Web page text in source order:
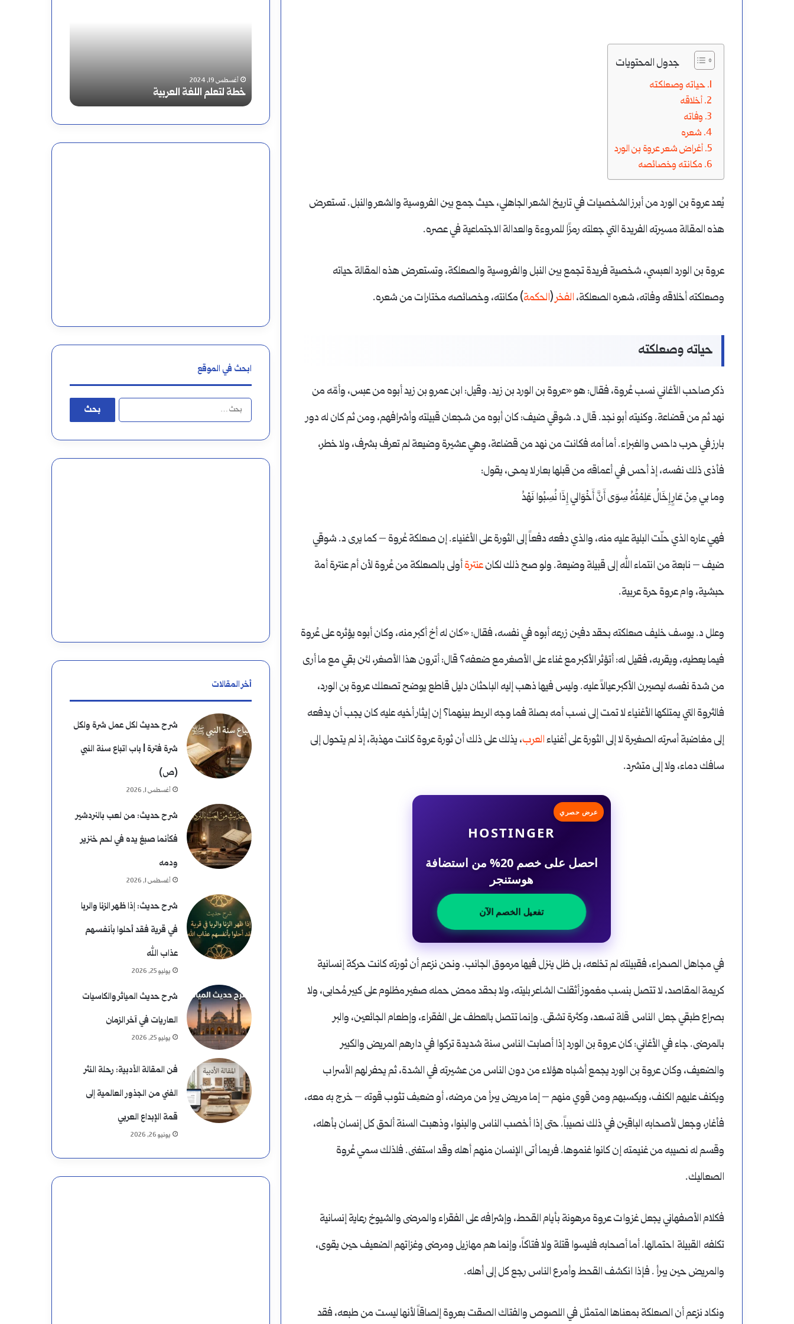
جدول المحتويات
حياته وصعلكته
أخلاقه
وفاته
شعره
أغراض شعر عروة بن الورد
مكانته وخصائصه
يُعد عروة بن الورد من أبرز الشخصيات في تاريخ الشعر الجاهلي، حيث جمع بين الفروسية والشعر والنبل. تستعرض
هذه المقالة مسيرته الفريدة التي جعلته رمزًا للمروءة والعدالة الاجتماعية في عصره.
عروة بن الورد العبسي، شخصية فريدة تجمع بين النبل والفروسية والصعلكة، وتستعرض هذه المقالة حياته
وصعلكته أخلاقه وفاته، شعره الصعلكة، الفخر(الحكمة) مكانته، وخصائصه مختارات من شعره.
حياته وصعلكته
ذكر صاحب الأغاني نسب عُروة، فقال: هو «عروة بن الورد بن زيد. وقيل: ابن عمرو بن زيد أبوه من عبس، وأمّه من
نهد ثم من قضاعة. وكنيته أبو نجد. قال د. شوقي ضيف: كان أبوه من شجعان قبيلته وأشرافهم، ومن ثم كان له دور
بارز في حرب داحس والغبراء. أما أمه فكانت من نهد من قضاعة، وهي عشيرة وضيعة لم تعرف بشرف، ولا خطر،
فأذى ذلك نفسه، إذ أحس في أعماقه من قبلها بعار لا يمحى، يقول:
وما بي مِنْ عَارٍ إِخَالُ عَلِمْتُهُ سِوَى أَنَّ أَخْوَالِي إِذَا نُسِبُوا نَهْدُ
فهي عاره الذي حلّت البلية عليه منه، والذي دفعه دفعاً إلى الثورة على الأغنياء. إن صعلكة عُروة – كما يرى د. شوقي
ضيف – نابعة من انتماء الله إلى قبيلة وضيعة. ولو صح ذلك لكانعنترةأولى بالصعلكة من عُروة لأن أم عنترة أمة
حبشية، وام عروة حرة عربية.
وعلل د. يوسف خليف صعلكته بحقد دفين زرعه أبوه في نفسه، فقال: «كان له أخ أكبر منه، وكان أبوه يؤثره على عُروة
فيما يعطيه، ويقربه، فقيل له: أتؤثر الأكبر مع غناء على الأصغر مع ضعفه؟ قال: أترون هذا الأصغر، لئن بقي مع ما أرى
من شدة نفسه ليصيرن الأكبر عيالاً عليه. وليس فيها ذهب إليه الباحثان دليل قاطع يوضح تصعلك عروة بن الورد،
فالثروة التي يمتلكها الأغنياء لا تمت إلى نسب أمه بصلة فما وجه الربط بينهما؟ إن إيثار أخيه عليه كان يجب أن يدفعه
إلى مغاضبة أسرته الصغيرة لا إلى الثورة على أغنياءالعرب، يذلك على ذلك أن ثورة عروة كانت مهذبة، إذ لم يتحول إلى
سافك دماء، ولا إلى متشرد.
عرض حصري
HOSTINGER
احصل على خصم 20% من استضافة
هوستنجر
تفعيل الخصم الآن
في مجاهل الصحراء، فقبيلته لم تخلعه، بل ظل ينزل فيها مرموق الجانب. ونحن نزعم أن ثورته كانت حركة إنسانية
كريمة المقاصد، لا تتصل بنسب مغموز أثقلت الشاعر بليته، ولا بحقد ممض حمله صغير مظلوم على كبير مُحابى، ولا
بصراع طبقي جعل الناس قلة تسعد، وكثرة تشقى. وإنما تتصل بالعطف على الفقراء، وإطعام الجائعين، والبر
بالمرضى. جاء في الأغاني: كان عروة بن الورد إذا أصابت الناس سنة شديدة تركوا في دارهم المريض والكبير
والضعيف، وكان عروة بن الورد يجمع أشباه هؤلاء من دون الناس من عشيرته في الشدة، ثم يحفر لهم الأسراب
ويكنف عليهم الكنف، ويكسبهم ومن قوي منهم – إما مريض يبرأ من مرضه، أو ضعیف تثوب قوته – خرج به معه،
فأغار، وجعل لأصحابه الباقين في ذلك نصيباً. حتى إذا أخصب الناس والبنوا، وذهبت السنة ألحق كل إنسان بأهله،
وقسم له نصيبه من غنيمته إن كانوا غنموها. فربما أتى الإنسان منهم أهله وقد استغنى. فلذلك سمي عُروة
الصعاليك.
فكلام الأصفهاني يجعل غزوات عروة مرهونة بأيام القحط، وإشرافه على الفقراء والمرضى والشيوخ رعاية إنسانية
تكلفه القبيلة احتمالها. أما أصحابه فليسوا قتلة ولا فتاكاً، وإنما هم مهازيل ومرضى وغزاتهم الضعيف حين يقوى،
والمريض حين يبرأ . فإذا انكشف القحط وأمرع الناس رجع كل إلى أهله.
ونكاد نزعم أن الصعلكة بمعناها المتمثل في اللصوص والفتاك الصقت بعروة إلصاقاً لأنها ليست من طبعه، فقد
إعراب سورة المسد
هي
أول
اللغات؟
أغسطس 13, 2024
معنى كلمة فشرت
أم
قبلها؟
ابحث في الموقع
البحث
أخر المقالات
شرح حديث لكل عمل شرة ولكل
شرة فترة | باب اتباع سنة النبي
(ص)
أغسطس 1, 2026
شرح حديث: من لعب بالنردشير
فكأنما صبغ يده في لحم خنزير
ودمه
أغسطس 1, 2026
شرح حديث: إذا ظهر الزنا والربا
في قرية فقد أحلوا بأنفسهم
عذاب الله
يوليو 25, 2026
شرح حديث المياثر والكاسيات
العاريات في آخر الزمان
يوليو 25, 2026
فن المقالة الأدبية: رحلة النثر
الفني من الجذور العالمية إلى
قمة الإبداع العربي
يونيو 26, 2026